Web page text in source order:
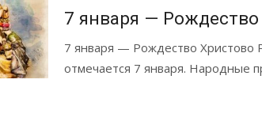
7 января —
7 января — Рождество Христово
отмечается 7 января. Народные